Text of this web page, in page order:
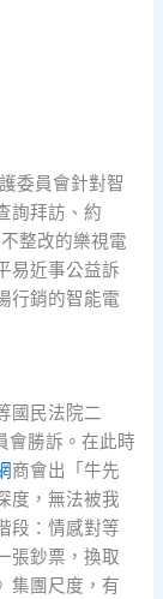
委員會針對智
詢拜訪、約
整改的樂視電
易近事公益訴
行銷的智能電
國民法院二
會勝訴。在此時
商會出「牛先
度，無法被我
段：情感對等
張鈔票，換取
集團尺度，有